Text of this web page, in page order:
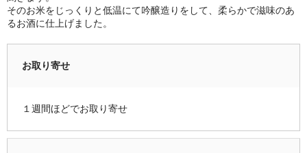
瀬頭酒造 [東長]
お支払・配送
運営者情報
そのお米をじっくりと低温にて吟醸造りをして、柔らかで滋味のあ
るお酒に仕上げました。
お取り寄せ
１週間ほどでお取り寄せ